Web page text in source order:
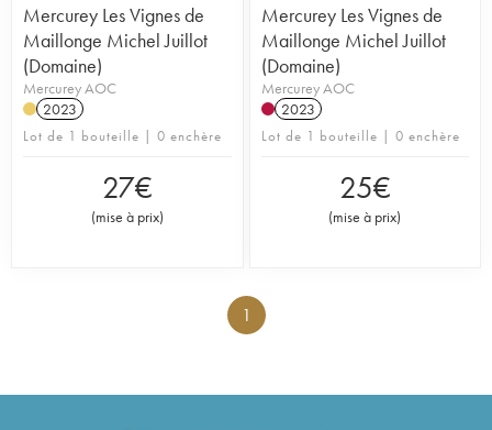
Mercurey Les Vignes de
Maillonge Michel Juillot
(Domaine)
Mercurey AOC
2023
Lot de 1 bouteille | 0 enchère
27€
(mise à prix)
Mercurey Les Vignes de
Maillonge Michel Juillot
(Domaine)
Mercurey AOC
2023
Lot de 1 bouteille | 0 enchère
25€
(mise à prix)
1